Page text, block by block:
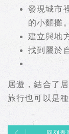
發現城市
的小麵攤。
建立與地
找到屬於
居遊，結合了
旅行也可以是